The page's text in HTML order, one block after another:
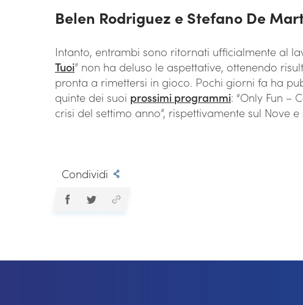
Belen Rodriguez e Stefano De
Intanto, entrambi sono ritornati ufficialmente al
Tuoi” non ha deluso le aspettative, ottenendo
pronta a rimettersi in gioco. Pochi giorni fa ha
quinte dei suoi prossimi programmi: “Only Fun –
crisi del settimo anno”, rispettivamente sul Nove e
Condividi